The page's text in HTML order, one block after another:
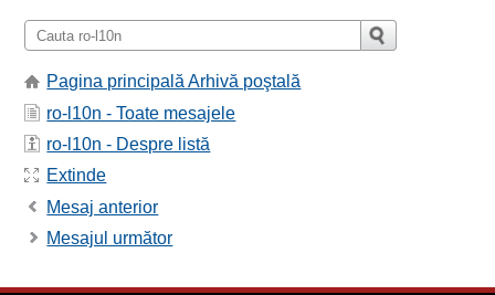
Pagina principală Arhivă poştală
ro-l10n - Toate mesajele
ro-l10n - Despre listă
Extinde
Mesaj anterior
Mesajul următor